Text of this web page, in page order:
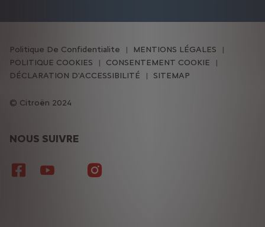
NOUS SUIVRE
Citroën 2024
Politique De Confidentialite
MENTIONS LÉGALES
POLITIQUE COOKIES
CONSENTEMENT COOKIE
DÉCLARATION D'ACCESSIBILITÉ
SITEMAP